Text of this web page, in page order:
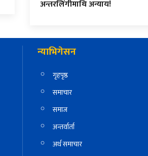
अन्तरलिंगीमाथि अन्याय!
न्याभिगेसन
गृहपृष्ठ
समाचार
समाज
अन्तर्वार्ता
अर्थ समाचार